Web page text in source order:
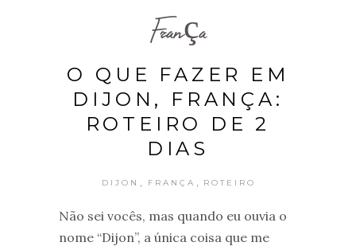
França
O QUE FAZER EM
DIJON, FRANÇA:
ROTEIRO DE 2
DIAS
DIJON , FRANÇA , ROTEIRO
Não sei vocês, mas quando eu ouvia o
nome “Dijon”, a única coisa que me